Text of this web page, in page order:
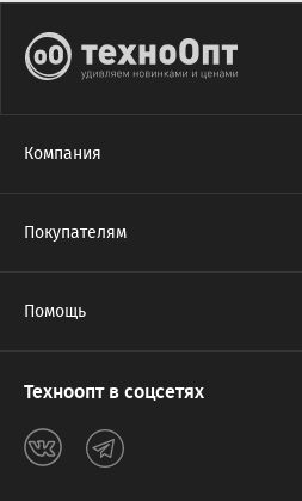
Компания
Покупателям
Помощь
Техноопт в соцсетях